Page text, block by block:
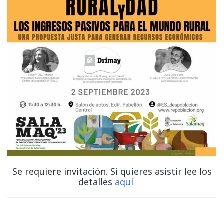
Se requiere invitación. Si quieres asistir lee los
detalles aquí